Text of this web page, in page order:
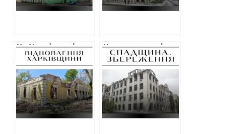
шляху для
підрядник
На Харківщині
оголосили
тендер на
консерваційні
роботи у
“Будинку
Сковороди”
На консервацію
та відновлення
чотирьох
будівель у центрі
Харкова
витратять 40
мільйонів гривень